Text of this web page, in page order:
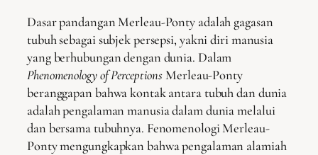
Dasar pandangan Merleau-Ponty adalah gagasan
tubuh sebagai subjek persepsi, yakni diri manusia
yang berhubungan dengan dunia. Dalam
Phenomenology of Perceptions Merleau-Ponty
beranggapan bahwa kontak antara tubuh dan dunia
adalah pengalaman manusia dalam dunia melalui
dan bersama tubuhnya. Fenomenologi Merleau-
Ponty mengungkapkan bahwa pengalaman alamiah